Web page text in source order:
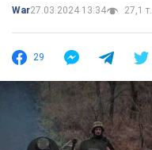
War27.03.2024 13:34 27,1 т.
29